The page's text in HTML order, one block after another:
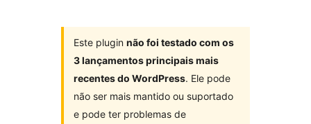
Este plugin não foi testado com os
3 lançamentos principais mais
recentes do WordPress. Ele pode
não ser mais mantido ou suportado
e pode ter problemas de